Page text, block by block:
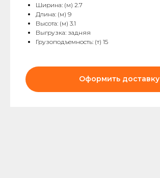
Ширина: (м) 2.7
Длина: (м) 9
Высота: (м) 3.1
Выгрузка: задняя
Грузоподъемность: (т) 15
Оформить доставку